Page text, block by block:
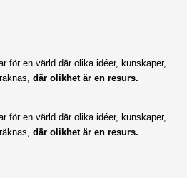
för en värld där olika idéer, kunskaper,
där olikhet är en resurs.
för en värld där olika idéer, kunskaper,
där olikhet är en resurs.